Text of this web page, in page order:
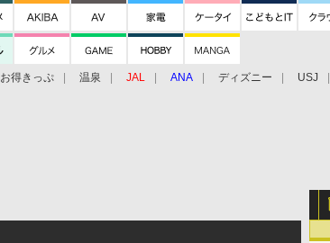
お得きっぷ 温泉 JAL ANA ディズニー USJ